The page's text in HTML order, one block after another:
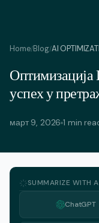
Home/Blog/AI
успех у
март 9, 2026 1 min
SUMMARIZE WITH
ChatGPT
српски